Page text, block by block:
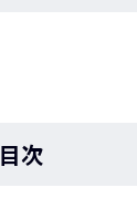
目次